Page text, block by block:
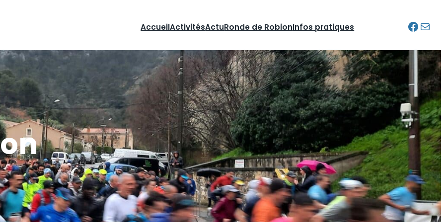
AccueilActivitésActuRonde de RobionInfos pratiques E-mail